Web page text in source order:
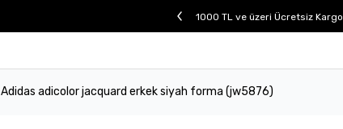
1000 TL ve üzeri Ücretsiz Kargo.
Adidas adicolor jacquard erkek siyah forma (jw5876)